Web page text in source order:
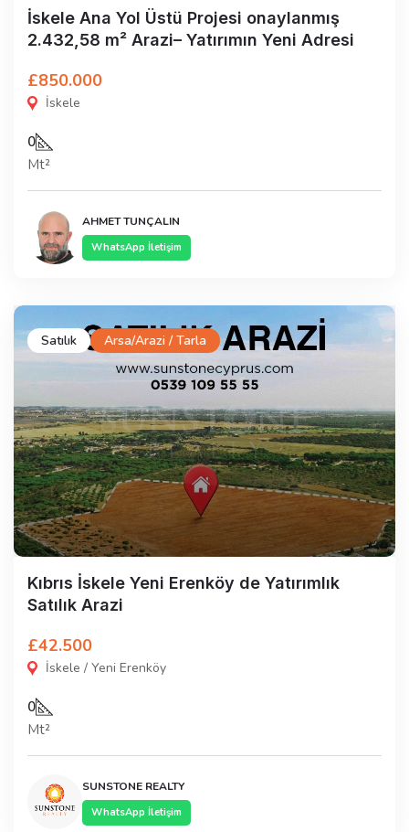
İskele Ana Yol Üstü Projesi onaylanmış
2.432,58 m² Arazi– Yatırımın Yeni Adresi
£850.000
İskele
0
Mt²
AHMET TUNÇALIN
WhatsApp İletişim
Satılık Arsa/Arazi / Tarla
Kıbrıs İskele Yeni Erenköy de Yatırımlık
Satılık Arazi
£42.500
İskele / Yeni Erenköy
0
Mt²
SUNSTONE REALTY
WhatsApp İletişim